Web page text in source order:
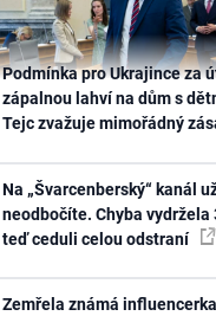
Podmínka pro Ukrajince za
zápalnou lahví na dům s
Tejc zvažuje mimořádný
Na „Švarcenberský“ kanál
neodbočíte. Chyba vydržela
teď ceduli celou odstraní
Zemřela známá